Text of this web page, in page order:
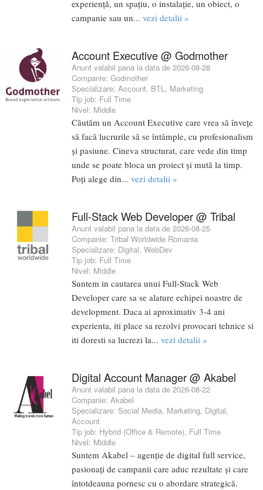
experiență, un spațiu, o instalație, un obiect, o
campanie sau un... vezi detalii »
Account Executive @ Godmother
Anunt valabil pana la data de 2026-08-28
Companie: Godmother
Specializare: Account, BTL, Marketing
Tip job: Full Time
Nivel: Middle
Căutăm un Account Executive care vrea să învețe
să facă lucrurile să se întâmple, cu profesionalism
și pasiune. Cineva structurat, care vede din timp
unde se poate bloca un proiect și mută la timp.
Poți alege din... vezi detalii »
Full-Stack Web Developer @ Tribal
Anunt valabil pana la data de 2026-08-25
Companie: Tribal Worldwide Romania
Specializare: Digital, WebDev
Tip job: Full Time
Nivel: Middle
Suntem in cautarea unui Full-Stack Web
Developer care sa se alature echipei noastre de
development. Daca ai aproximativ 3-4 ani
experienta, iti place sa rezolvi provocari tehnice si
iti doresti sa lucrezi la... vezi detalii »
Digital Account Manager @ Akabel
Anunt valabil pana la data de 2026-08-22
Companie: Akabel
Specializare: Social Media, Marketing, Digital,
Account
Tip job: Hybrid (Office & Remote), Full Time
Nivel: Middle
Suntem Akabel – agenție de digital full service,
pasionați de campanii care aduc rezultate și care
întotdeauna pornesc cu o abordare strategică.